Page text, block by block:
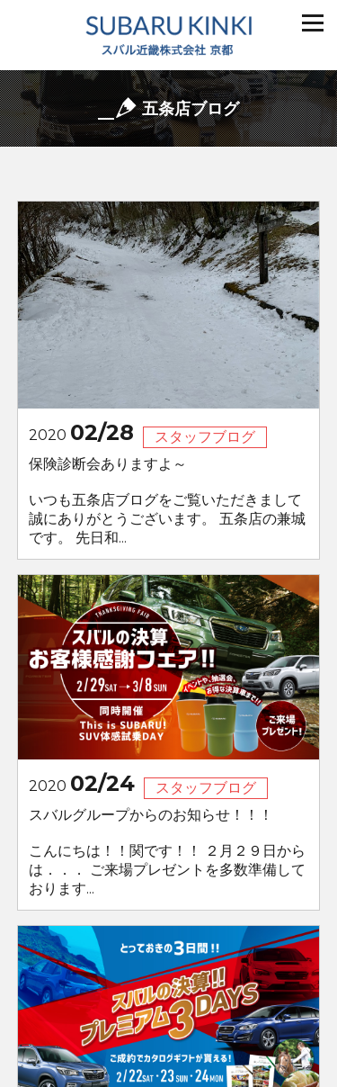
五条店ブログ
2020 02/28
スタッフブログ
保険診断会ありますよ～
いつも五条店ブログをご覧いただきまして
誠にありがとうございます。 五条店の兼城
です。 先日和...
2020 02/24
スタッフブログ
スバルグループからのお知らせ！！！
こんにちは！！関です！！ ２月２９日から
は．．． ご来場プレゼントを多数準備して
おります...